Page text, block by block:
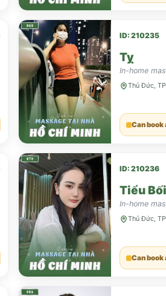
ID: 210235
Tỵ
In-home
Thủ Đức,
Can book
ID: 210236
Tiểu Bối
In-home
Thủ Đức,
Can book